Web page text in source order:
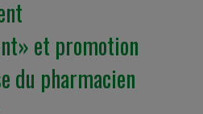
et promotion
du pharmacien